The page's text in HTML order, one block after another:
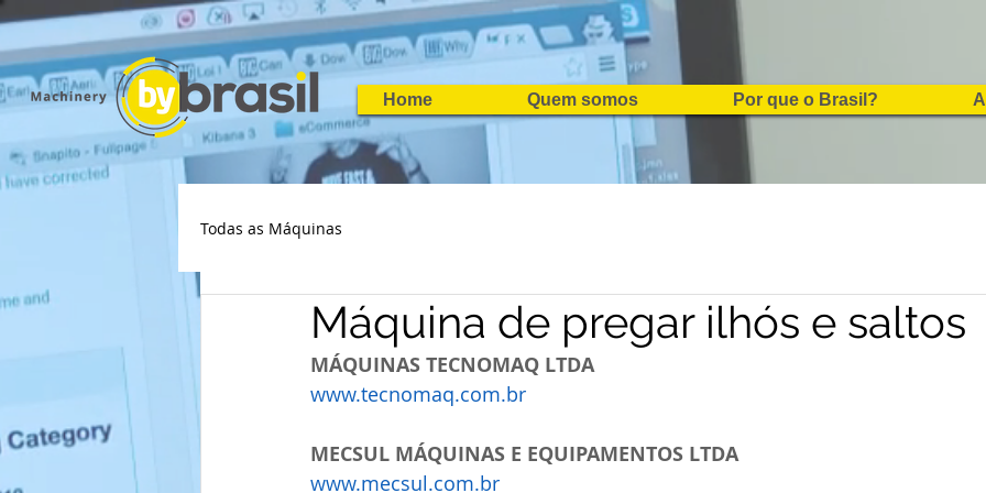
Home Quem somos Por que o Brasil?
Todas as Máquinas
Máquina de pregar ilhós e saltos
MÁQUINAS TECNOMAQ LTDA
www.tecnomaq.com.br
MECSUL MÁQUINAS E EQUIPAMENTOS LTDA
www.mecsul.com.br